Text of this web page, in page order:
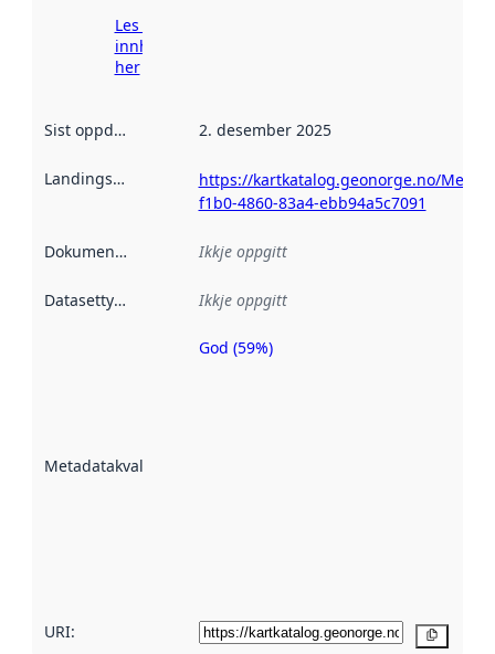
Les meir om
innhenting
her
Sist oppdatert 2. desember 2025
Landingsside
https://kartkatalog.geonorge.no/
f1b0-4860-83a4-ebb94a5c7091
Dokumentasjon Ikkje oppgitt
Datasettype Ikkje oppgitt
Metadatakvalitet
Metadatakvalitet
God (59%)
URI: